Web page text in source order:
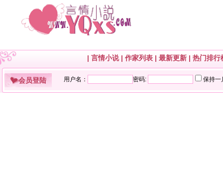
| 言情小说| 作家列表 | 最新更新 | 热门排行
会员登陆